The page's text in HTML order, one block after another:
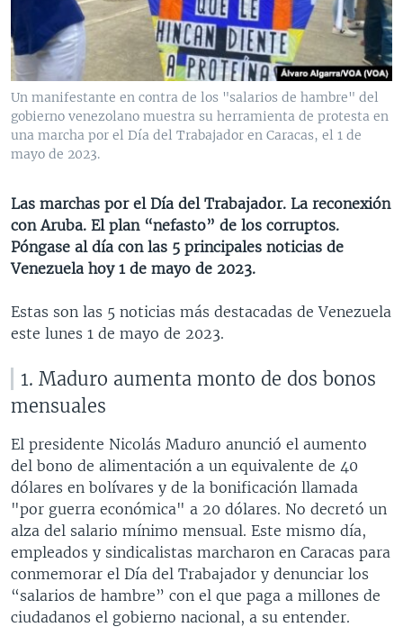
VENEZUELA
BRASIL
NICARAGUA
ECONOMÍA
ENTRETENIMIENTO Y CULTURA
TECNOLOGÍA
DEPORTES
CIENCIA Y SALUD
MULTIMEDIA
VIDEOS
FOTOGRAFÍA
AUDIOS
PROGRAMAS TV
EL MUNDO AL DÍA
FORO INTERAMERICANO
VISIÓN 360
PANORAMA
RADIO
AVANCE INFORMATIVO
AUDIONOTICIAS
ESTADOS UNIDOS AL DÍA
EL MUNDO AL DÍA [RADIO]
FORO [RADIO]
DEPORTIVO INTERNACIONAL
NOTA ECONÓMICA
ENTRETENIMIENTO
DIRECT
DOCUMENTALES DE LA VOA
SÍGANOS
Idiomas
Un manifestante en contra de los "salarios de hambre" del
gobierno venezolano muestra su herramienta de protesta en
una marcha por el Día del Trabajador en Caracas, el 1 de
mayo de 2023.
Las marchas por el Día del Trabajador. La reconexión
con Aruba. El plan “nefasto” de los corruptos.
Póngase al día con las 5 principales noticias de
Venezuela hoy 1 de mayo de 2023.
Estas son las 5 noticias más destacadas de Venezuela
este lunes 1 de mayo de 2023.
1. Maduro aumenta monto de dos bonos
mensuales
El presidente Nicolás Maduro anunció el aumento
del bono de alimentación a un equivalente de 40
dólares en bolívares y de la bonificación llamada
"por guerra económica" a 20 dólares. No decretó un
alza del salario mínimo mensual. Este mismo día,
empleados y sindicalistas marcharon en Caracas para
conmemorar el Día del Trabajador y denunciar los
“salarios de hambre” con el que paga a millones de
ciudadanos el gobierno nacional, a su entender.